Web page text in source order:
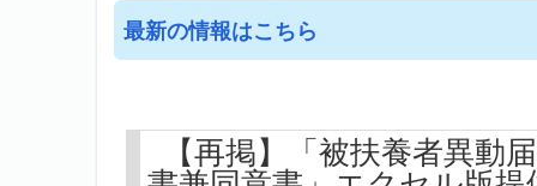
最新の情報はこちら
【再掲】「被扶養者異動